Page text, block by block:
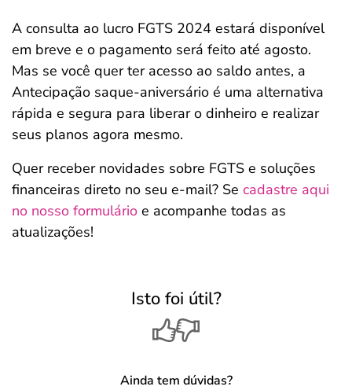
A consulta ao lucro FGTS 2024 estará disponível
em breve e o pagamento será feito até agosto.
Mas se você quer ter acesso ao saldo antes, a
Antecipação saque-aniversário é uma alternativa
rápida e segura para liberar o dinheiro e realizar
seus planos agora mesmo.
Quer receber novidades sobre FGTS e soluções
financeiras direto no seu e-mail? Se cadastre aqui
no nosso formulário e acompanhe todas as
atualizações!
Isto foi útil?
Ainda tem dúvidas?